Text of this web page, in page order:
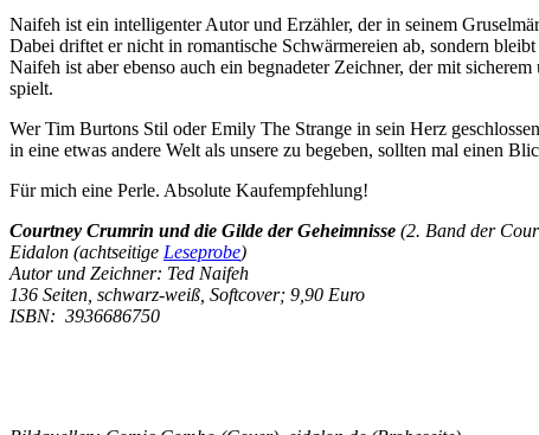
Naifeh ist ein intelligenter Autor und Erzähler, der in seinem
Dabei driftet er nicht in romantische Schwärmereien ab, sondern
Naifeh ist aber ebenso auch ein begnadeter Zeichner, der mit
spielt.
Wer Tim Burtons Stil oder Emily The Strange in sein Herz
in eine etwas andere Welt als unsere zu begeben, sollten mal einen
Für mich eine Perle. Absolute Kaufempfehlung!
Courtney Crumrin und die Gilde der Geheimnisse (2. Band der
Eidalon (achtseitige Leseprobe)
Autor und Zeichner: Ted Naifeh
136 Seiten, schwarz-weiß, Softcover; 9,90 Euro
ISBN: 3936686750